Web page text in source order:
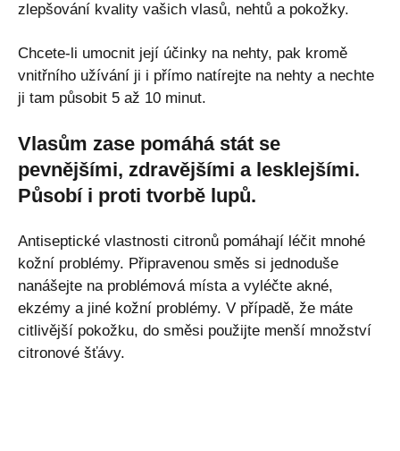
zlepšování kvality vašich vlasů, nehtů a pokožky.
Chcete-li umocnit její účinky na nehty, pak kromě
vnitřního užívání ji i přímo natírejte na nehty a nechte
ji tam působit 5 až 10 minut.
Vlasům zase pomáhá stát se
pevnějšími, zdravějšími a lesklejšími.
Působí i proti tvorbě lupů.
Antiseptické vlastnosti citronů pomáhají léčit mnohé
kožní problémy. Připravenou směs si jednoduše
nanášejte na problémová místa a vyléčte akné,
ekzémy a jiné kožní problémy. V případě, že máte
citlivější pokožku, do směsi použijte menší množství
citronové šťávy.